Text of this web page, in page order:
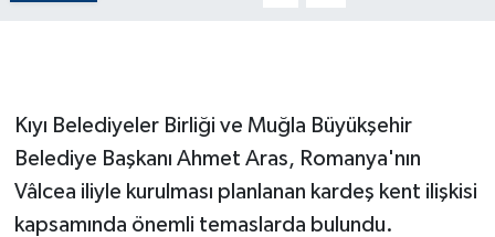
Kıyı Belediyeler Birliği ve Muğla Büyükşehir
Belediye Başkanı Ahmet Aras, Romanya'nın
Vâlcea iliyle kurulması planlanan kardeş kent ilişkisi
kapsamında önemli temaslarda bulundu.
Güvenlik
HABERDE İNSAN